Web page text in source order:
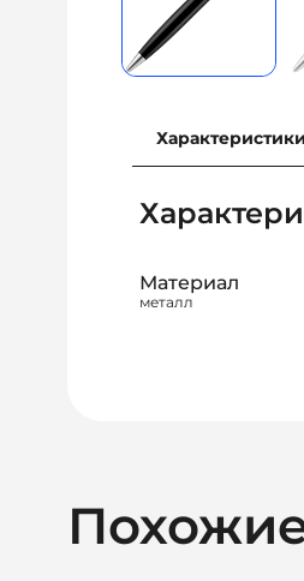
Характеристики
Материал
металл